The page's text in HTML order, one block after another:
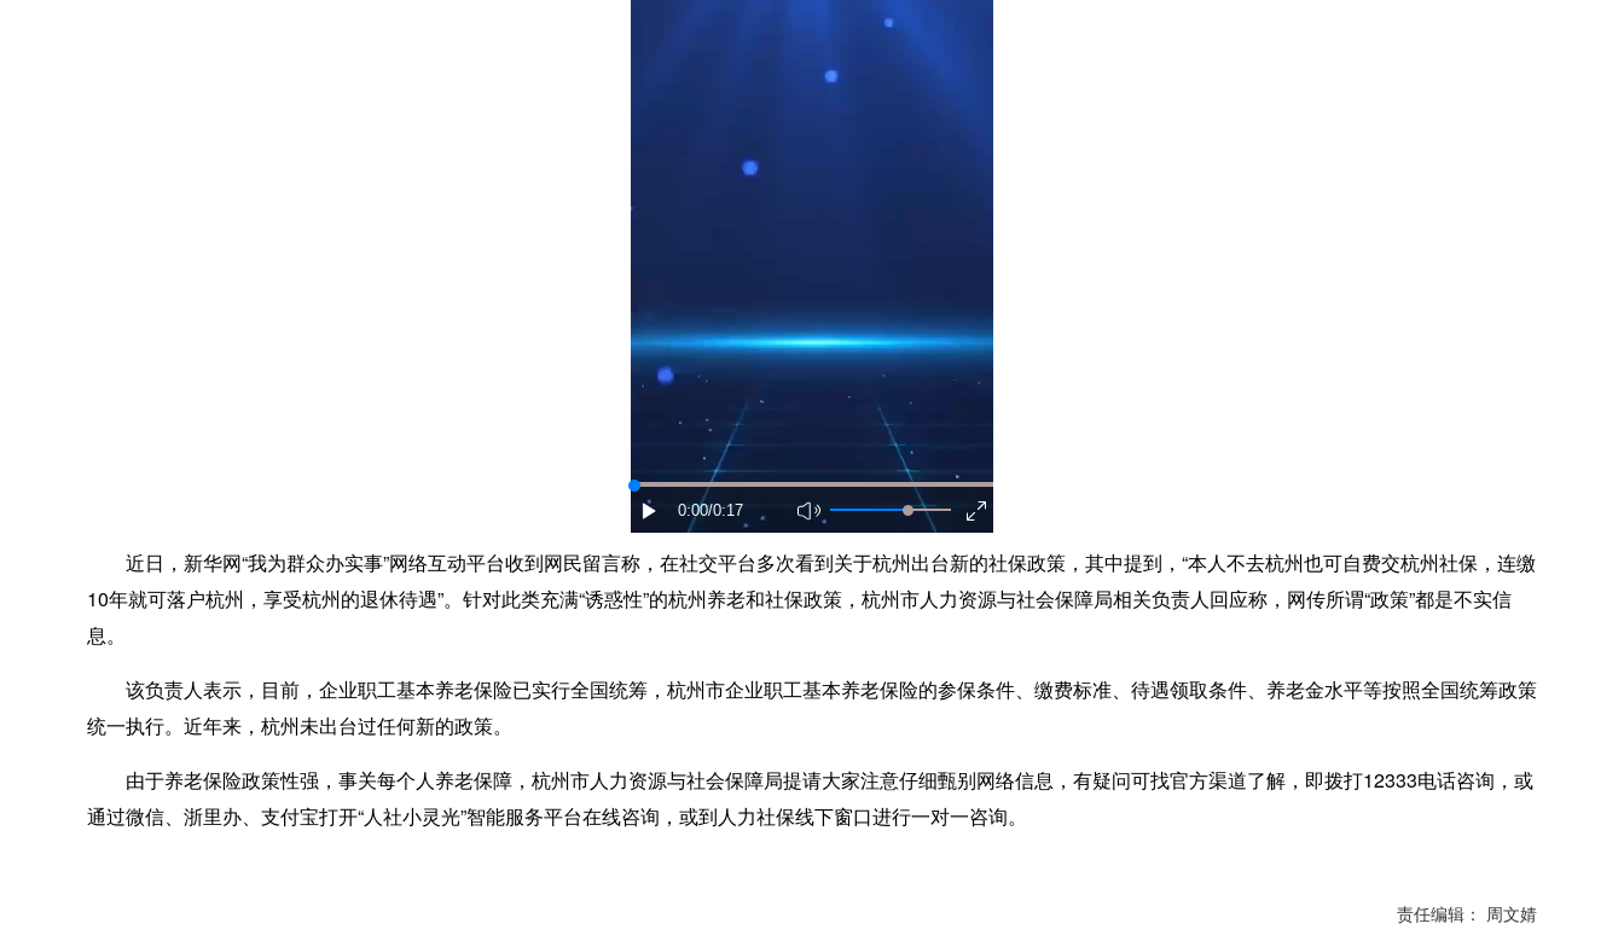
0:00/0:17
近日，新华网“我为群众办实事”网络互动平台收到网民留言称，在社交平台多次看到关于杭州出台新的社保政策，其中提到，“本人不去杭州也可自费交杭州社保，连缴
10年就可落户杭州，享受杭州的退休待遇”。针对此类充满“诱惑性”的杭州养老和社保政策，杭州市人力资源与社会保障局相关负责人回应称，网传所谓“政策”都是不实信
息。
该负责人表示，目前，企业职工基本养老保险已实行全国统筹，杭州市企业职工基本养老保险的参保条件、缴费标准、待遇领取条件、养老金水平等按照全国统筹政策
统一执行。近年来，杭州未出台过任何新的政策。
由于养老保险政策性强，事关每个人养老保障，杭州市人力资源与社会保障局提请大家注意仔细甄别网络信息，有疑问可找官方渠道了解，即拨打12333电话咨询，或
通过微信、浙里办、支付宝打开“人社小灵光”智能服务平台在线咨询，或到人力社保线下窗口进行一对一咨询。
责任编辑： 周文婧